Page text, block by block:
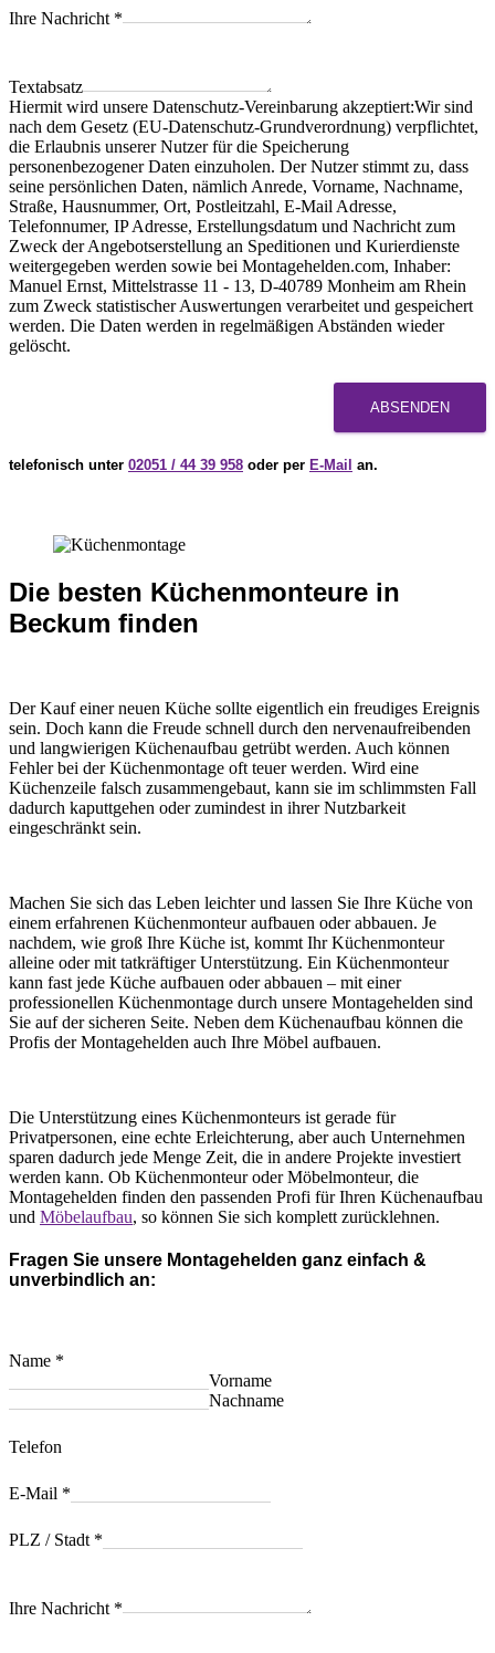
Ihre Nachricht *
Textabsatz
Hiermit wird unsere Datenschutz-Vereinbarung akzeptiert:Wir sind
nach dem Gesetz (EU-Datenschutz-Grundverordnung) verpflichtet,
die Erlaubnis unserer Nutzer für die Speicherung
personenbezogener Daten einzuholen. Der Nutzer stimmt zu, dass
seine persönlichen Daten, nämlich Anrede, Vorname, Nachname,
Straße, Hausnummer, Ort, Postleitzahl, E-Mail Adresse,
Telefonnumer, IP Adresse, Erstellungsdatum und Nachricht zum
Zweck der Angebotserstellung an Speditionen und Kurierdienste
weitergegeben werden sowie bei Montagehelden.com, Inhaber:
Manuel Ernst, Mittelstrasse 11 - 13, D-40789 Monheim am Rhein
zum Zweck statistischer Auswertungen verarbeitet und gespeichert
werden. Die Daten werden in regelmäßigen Abständen wieder
gelöscht.
ABSENDEN
telefonisch unter 02051 / 44 39 958 oder per E-Mail an.
Die besten Küchenmonteure in
Beckum finden
Der Kauf einer neuen Küche sollte eigentlich ein freudiges Ereignis
sein. Doch kann die Freude schnell durch den nervenaufreibenden
und langwierigen Küchenaufbau getrübt werden. Auch können
Fehler bei der Küchenmontage oft teuer werden. Wird eine
Küchenzeile falsch zusammengebaut, kann sie im schlimmsten Fall
dadurch kaputtgehen oder zumindest in ihrer Nutzbarkeit
eingeschränkt sein.
Machen Sie sich das Leben leichter und lassen Sie Ihre Küche von
einem erfahrenen Küchenmonteur aufbauen oder abbauen. Je
nachdem, wie groß Ihre Küche ist, kommt Ihr Küchenmonteur
alleine oder mit tatkräftiger Unterstützung. Ein Küchenmonteur
kann fast jede Küche aufbauen oder abbauen – mit einer
professionellen Küchenmontage durch unsere Montagehelden sind
Sie auf der sicheren Seite. Neben dem Küchenaufbau können die
Profis der Montagehelden auch Ihre Möbel aufbauen.
Die Unterstützung eines Küchenmonteurs ist gerade für
Privatpersonen, eine echte Erleichterung, aber auch Unternehmen
sparen dadurch jede Menge Zeit, die in andere Projekte investiert
werden kann. Ob Küchenmonteur oder Möbelmonteur, die
Montagehelden finden den passenden Profi für Ihren Küchenaufbau
und Möbelaufbau, so können Sie sich komplett zurücklehnen.
Fragen Sie unsere Montagehelden ganz einfach &
unverbindlich an:
Name *
Vorname
Nachname
Telefon
E-Mail *
PLZ / Stadt *
Ihre Nachricht *